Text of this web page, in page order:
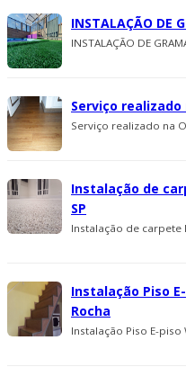
INSTALAÇÃO DE
INSTALAÇÃO DE
Serviço realizado
Serviço realizado na
Instalação de
SP
Instalação de carpete
Instalação Piso
Rocha
Instalação Piso E-piso